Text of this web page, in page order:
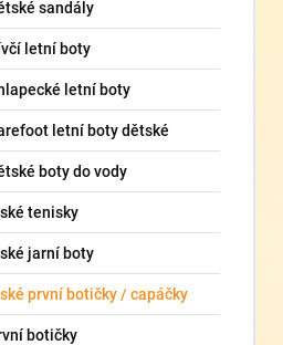
sandály
letní boty
letní boty
letní boty dětské
boty do vody
tenisky
jarní boty
první botičky / capáčky
botičky